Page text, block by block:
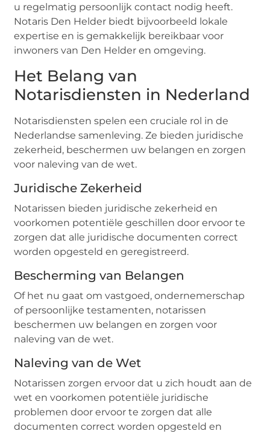
u regelmatig persoonlijk contact nodig heeft.
Notaris Den Helder biedt bijvoorbeeld lokale
expertise en is gemakkelijk bereikbaar voor
inwoners van Den Helder en omgeving.
Het Belang van
Notarisdiensten in Nederland
Notarisdiensten spelen een cruciale rol in de
Nederlandse samenleving. Ze bieden juridische
zekerheid, beschermen uw belangen en zorgen
voor naleving van de wet.
Juridische Zekerheid
Notarissen bieden juridische zekerheid en
voorkomen potentiële geschillen door ervoor te
zorgen dat alle juridische documenten correct
worden opgesteld en geregistreerd.
Bescherming van Belangen
Of het nu gaat om vastgoed, ondernemerschap
of persoonlijke testamenten, notarissen
beschermen uw belangen en zorgen voor
naleving van de wet.
Naleving van de Wet
Notarissen zorgen ervoor dat u zich houdt aan de
wet en voorkomen potentiële juridische
problemen door ervoor te zorgen dat alle
documenten correct worden opgesteld en